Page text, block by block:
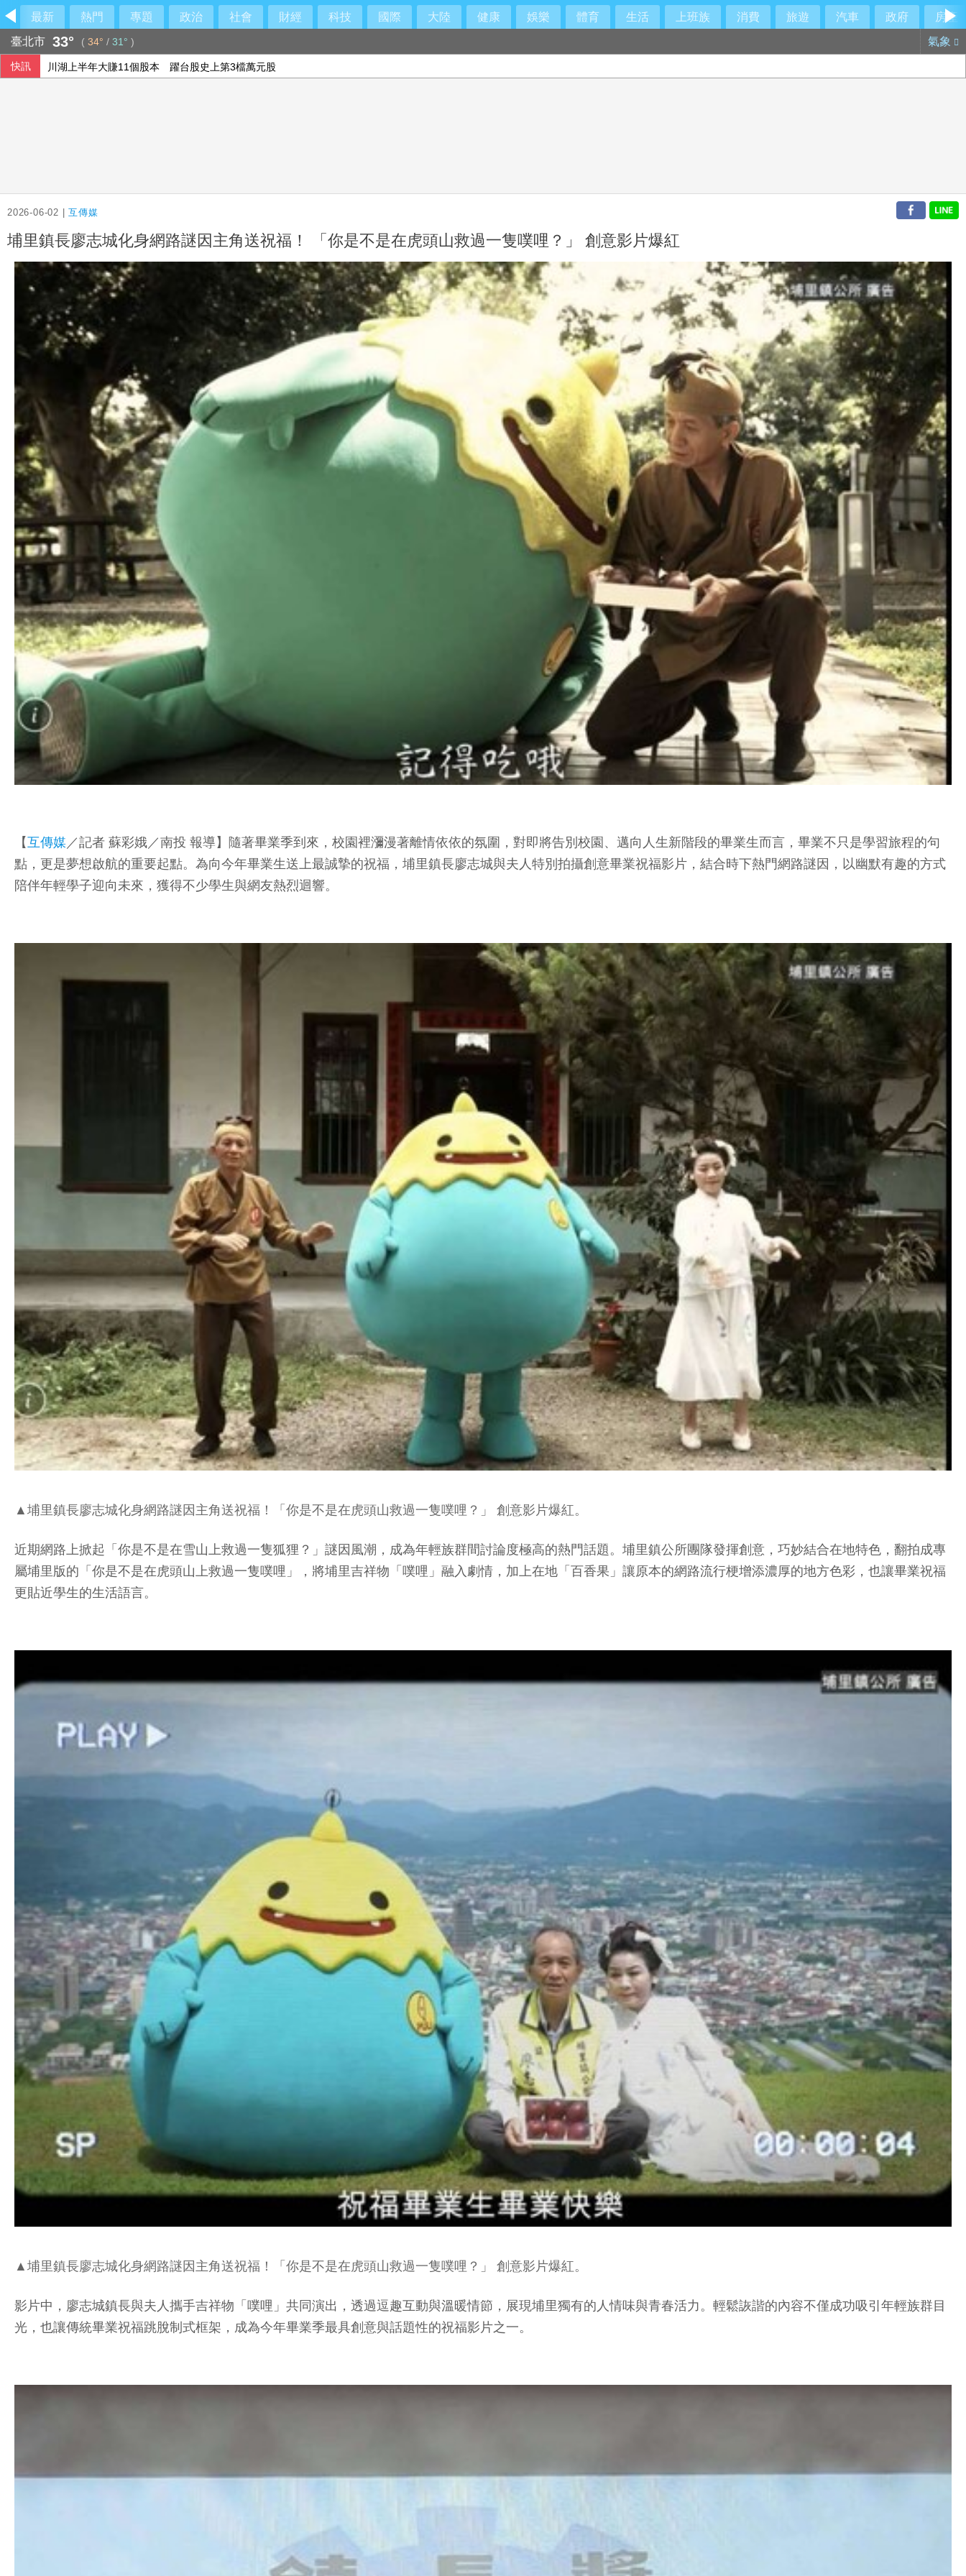
最新 熱門 專題 政治 社會 財經 科技 國際 大陸 健康 娛樂 體育 生活 上班族 消費 旅遊 汽車 政府
房產
臺北市 33° ( 34° / 31° ) 氣象
快訊
川湖上半年大賺11個股本 躍台股史上第3檔萬元股
2026-06-02 |互傳媒
埔里鎮長廖志城化身網路謎因主角送祝福！ 「你是不是在虎頭山救過一隻噗哩？」 創意影片爆紅
【互傳媒 ／記者 蘇彩娥／南投 報導】隨著畢業季到來，校園裡瀰漫著離情依依的氛圍，對即將告別校園、邁向人生新階段的畢業生而言，畢業不只是學習旅程的句
點，更是夢想啟航的重要起點。為向今年畢業生送上最誠摯的祝福，埔里鎮長廖志城與夫人特別拍攝創意畢業祝福影片，結合時下熱門網路謎因，以幽默有趣的方式
陪伴年輕學子迎向未來，獲得不少學生與網友熱烈迴響。
▲埔里鎮長廖志城化身網路謎因主角送祝福！「你是不是在虎頭山救過一隻噗哩？」 創意影片爆紅。
近期網路上掀起「你是不是在雪山上救過一隻狐狸？」謎因風潮，成為年輕族群間討論度極高的熱門話題。埔里鎮公所團隊發揮創意，巧妙結合在地特色，翻拍成專
屬埔里版的「你是不是在虎頭山上救過一隻噗哩」，將埔里吉祥物「噗哩」融入劇情，加上在地「百香果」讓原本的網路流行梗增添濃厚的地方色彩，也讓畢業祝福
更貼近學生的生活語言。
▲埔里鎮長廖志城化身網路謎因主角送祝福！「你是不是在虎頭山救過一隻噗哩？」 創意影片爆紅。
影片中，廖志城鎮長與夫人攜手吉祥物「噗哩」共同演出，透過逗趣互動與溫暖情節，展現埔里獨有的人情味與青春活力。輕鬆詼諧的內容不僅成功吸引年輕族群目
光，也讓傳統畢業祝福跳脫制式框架，成為今年畢業季最具創意與話題性的祝福影片之一。